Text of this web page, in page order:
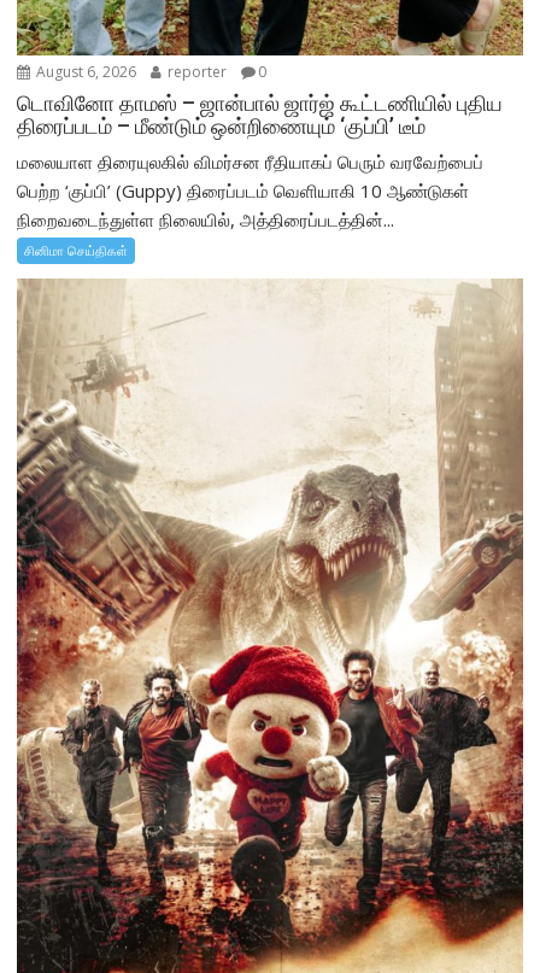
August 6, 2026 reporter 0
டொவினோ தாமஸ் – ஜான்பால் ஜார்ஜ் கூட்டணியில் புதிய
திரைப்படம் – மீண்டும் ஒன்றிணையும் ‘குப்பி’ டீம்
மலையாள திரையுலகில் விமர்சன ரீதியாகப் பெரும் வரவேற்பைப்
பெற்ற ‘குப்பி’ (Guppy) திரைப்படம் வெளியாகி 10 ஆண்டுகள்
நிறைவடைந்துள்ள நிலையில், அத்திரைப்படத்தின்...
சினிமா செய்திகள்